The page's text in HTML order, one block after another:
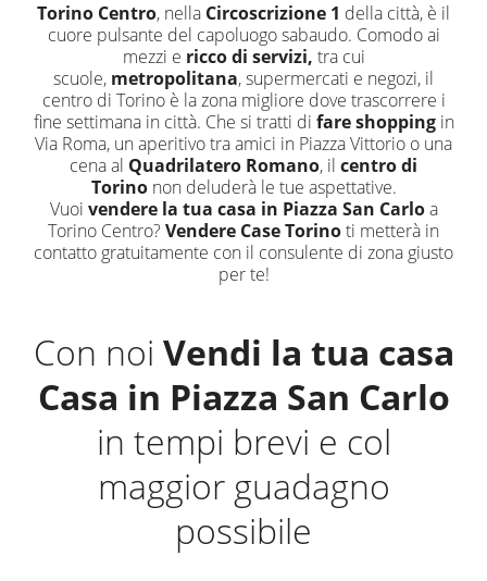
Torino Centro, nella Circoscrizione 1 della città, è il
cuore pulsante del capoluogo sabaudo. Comodo ai
mezzi e ricco di servizi, tra cui
scuole, metropolitana, supermercati e negozi, il
centro di Torino è la zona migliore dove trascorrere i
fine settimana in città. Che si tratti di fare shoppingin
Via Roma, un aperitivo tra amici in Piazza Vittorio o una
cena al Quadrilatero Romano, il centro di
Torinonon deluderà le tue aspettative.
Vuoi vendere la tua casa in Piazza San Carloa
Torino Centro? Vendere Case Torinoti metterà in
contatto gratuitamente con il consulente di zona giusto
per te!
Con noi Vendi la tua casa
Casa in Piazza San Carlo
in tempi brevi e col
maggior guadagno
possibile